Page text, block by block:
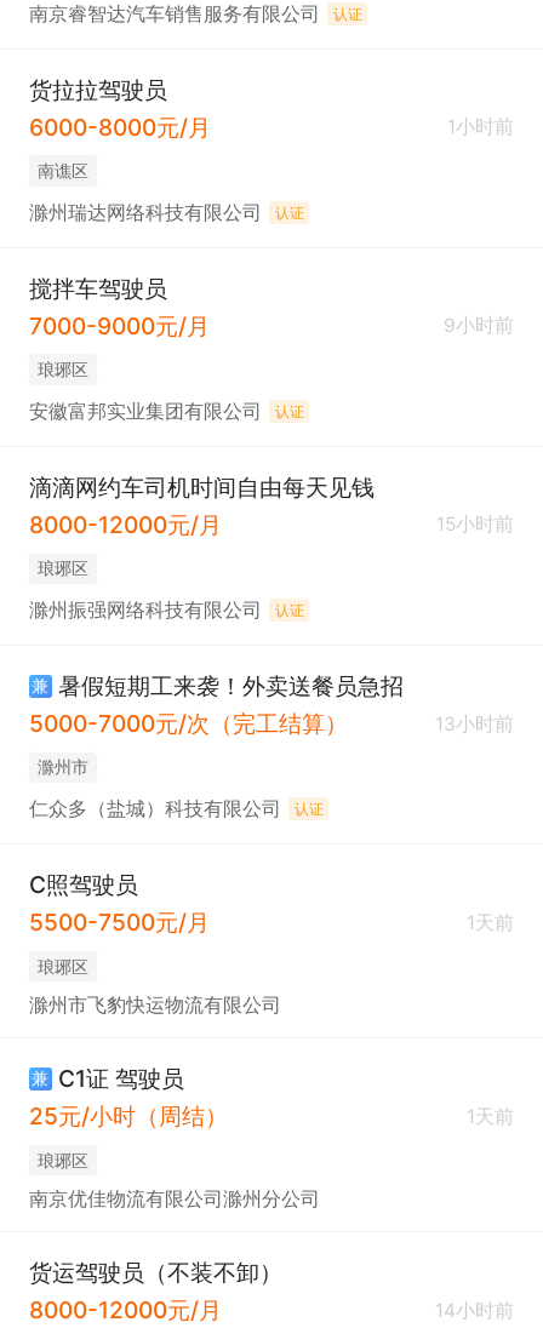
南京睿智达汽车销售服务有限公司 认证
货拉拉驾驶员
6000-8000元/月
1小时前
南谯区
滁州瑞达网络科技有限公司 认证
搅拌车驾驶员
7000-9000元/月
9小时前
琅琊区
安徽富邦实业集团有限公司 认证
滴滴网约车司机时间自由每天见钱
8000-12000元/月
15小时前
琅琊区
滁州振强网络科技有限公司 认证
兼 暑假短期工来袭！外卖送餐员急招
5000-7000元/次（完工结算）
13小时前
滁州市
仁众多（盐城）科技有限公司 认证
C照驾驶员
5500-7500元/月
1天前
琅琊区
滁州市飞豹快运物流有限公司
兼 C1证 驾驶员
25元/小时（周结）
1天前
琅琊区
南京优佳物流有限公司滁州分公司
货运驾驶员（不装不卸）
8000-12000元/月
14小时前